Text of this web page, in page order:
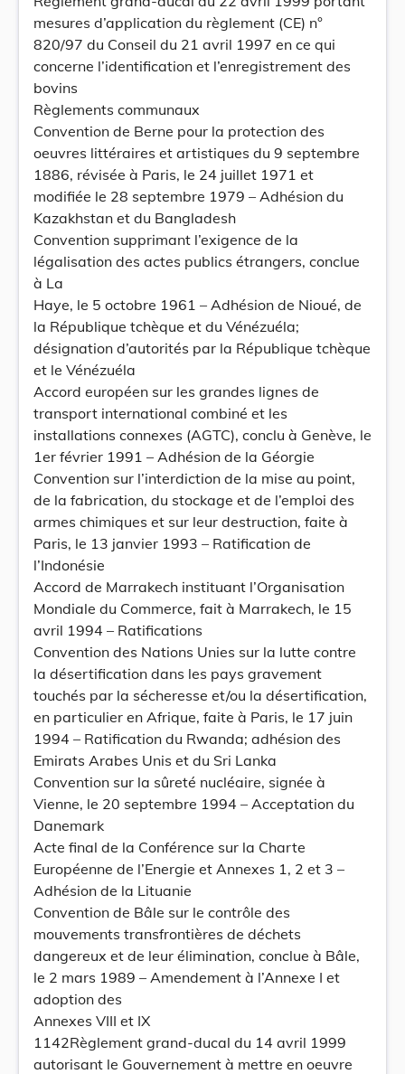
mesures d’application du règlement (CE) n°
820/97 du Conseil du 21 avril 1997 en ce qui
concerne l’identification et l’enregistrement des
bovins
Règlements communaux
Convention de Berne pour la protection des
oeuvres littéraires et artistiques du 9 septembre
1886, révisée à Paris, le 24 juillet 1971 et
modifiée le 28 septembre 1979 – Adhésion du
Kazakhstan et du Bangladesh
Convention supprimant l’exigence de la
légalisation des actes publics étrangers, conclue
à La
Haye, le 5 octobre 1961 – Adhésion de Nioué, de
la République tchèque et du Vénézuéla;
désignation d’autorités par la République tchèque
et le Vénézuéla
Accord européen sur les grandes lignes de
transport international combiné et les
installations connexes (AGTC), conclu à Genève, le
1er février 1991 – Adhésion de la Géorgie
Convention sur l’interdiction de la mise au point,
de la fabrication, du stockage et de l’emploi des
armes chimiques et sur leur destruction, faite à
Paris, le 13 janvier 1993 – Ratification de
l’Indonésie
Accord de Marrakech instituant l’Organisation
Mondiale du Commerce, fait à Marrakech, le 15
avril 1994 – Ratifications
Convention des Nations Unies sur la lutte contre
la désertification dans les pays gravement
touchés par la sécheresse et/ou la désertification,
en particulier en Afrique, faite à Paris, le 17 juin
1994 – Ratification du Rwanda; adhésion des
Emirats Arabes Unis et du Sri Lanka
Convention sur la sûreté nucléaire, signée à
Vienne, le 20 septembre 1994 – Acceptation du
Danemark
Acte final de la Conférence sur la Charte
Européenne de l’Energie et Annexes 1, 2 et 3 –
Adhésion de la Lituanie
Convention de Bâle sur le contrôle des
mouvements transfrontières de déchets
dangereux et de leur élimination, conclue à Bâle,
le 2 mars 1989 – Amendement à l’Annexe I et
adoption des
Annexes VIII et IX
1142Règlement grand-ducal du 14 avril 1999
autorisant le Gouvernement à mettre en oeuvre